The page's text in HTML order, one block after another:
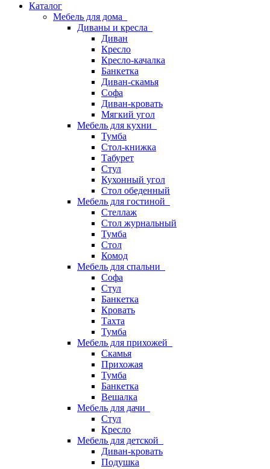
Каталог
Мебель для дома
Диваны и кресла
Диван
Кресло
Кресло-качалка
Банкетка
Диван-скамья
Софа
Диван-кровать
Мягкий угол
Мебель для кухни
Тумба
Стол-книжка
Табурет
Стул
Кухонный угол
Стол обеденный
Мебель для гостиной
Стеллаж
Стол журнальный
Тумба
Стол
Комод
Мебель для спальни
Софа
Стул
Банкетка
Кровать
Тахта
Тумба
Мебель для прихожей
Скамья
Прихожая
Тумба
Банкетка
Вешалка
Мебель для дачи
Стул
Кресло
Мебель для детской
Диван-кровать
Подушка